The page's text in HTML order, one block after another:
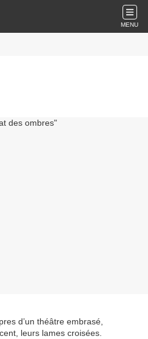
MENU
d’un théâtre embrasé,
leurs lames croisées.